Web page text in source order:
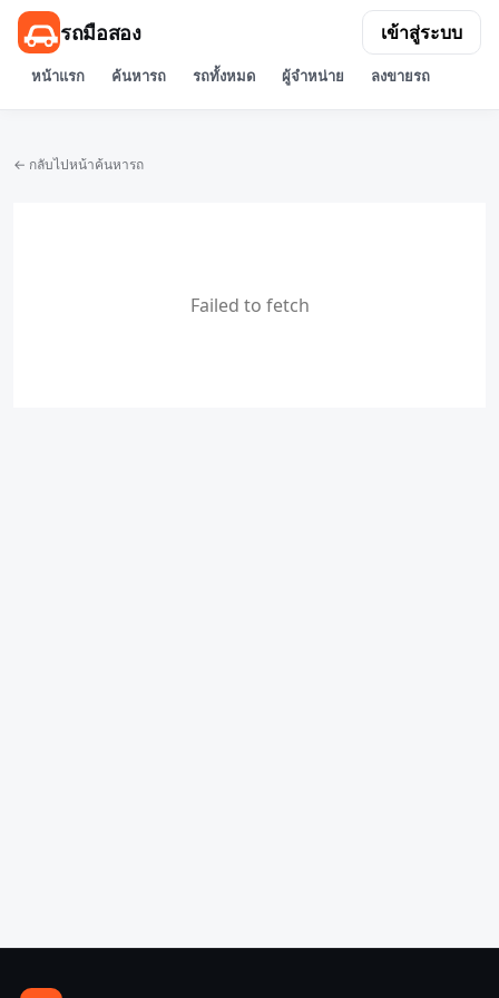
รถมือสอง
หน้าแรก ค้นหารถ รถทั้งหมด ผู้จำหน่าย ลงขายรถ
เข้าสู่ระบบ
← กลับไปหน้าค้นหารถ
Failed to fetch